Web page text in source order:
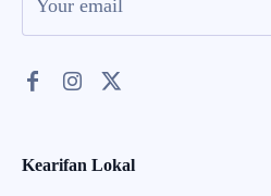
Kearifan Lokal